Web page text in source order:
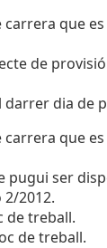
que
de
dia de
que
ser
2012.
de treball.
de treball.